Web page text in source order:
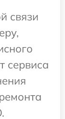
связи
сервиса